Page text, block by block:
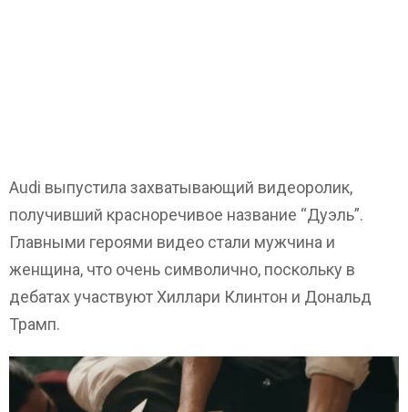
Audi выпустила захватывающий видеоролик,
получивший красноречивое название “Дуэль”.
Главными героями видео стали мужчина и
женщина, что очень символично, поскольку в
дебатах участвуют Хиллари Клинтон и Дональд
Трамп.